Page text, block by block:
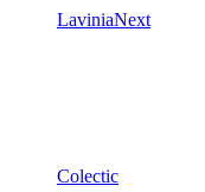
LaviniaNext
Colectic